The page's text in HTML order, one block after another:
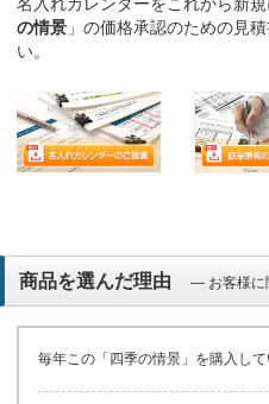
名入れカレンダーをこれから新
の情景 」の価格承認のための見
い。
商品を選んだ理由 ― お客様に
毎年この「四季の情景」を購入して